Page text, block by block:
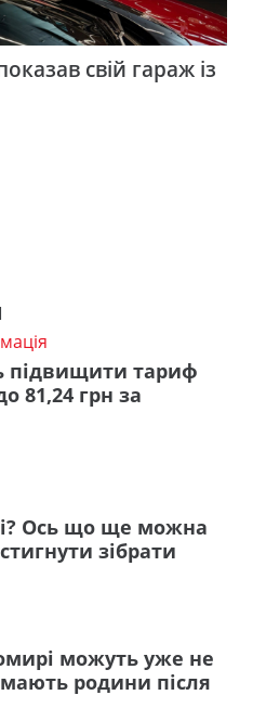
свій гараж із
підвищити тариф
81,24 грн за
Ось що ще можна
зібрати
можуть уже не
родини після